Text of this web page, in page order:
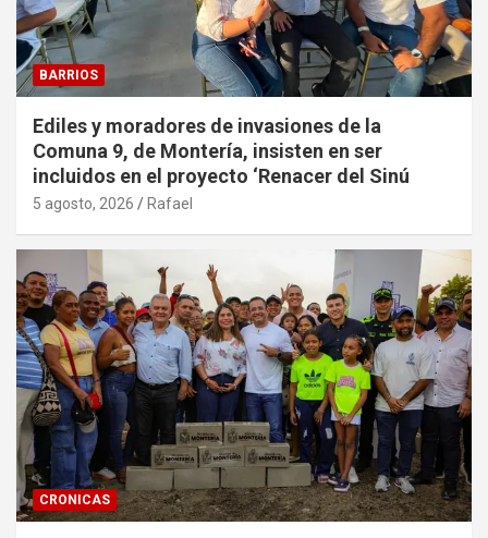
BARRIOS
Ediles y moradores de invasiones de la
Comuna 9, de Montería, insisten en ser
incluidos en el proyecto ‘Renacer del Sinú
5 agosto, 2026 Rafael
CRONICAS